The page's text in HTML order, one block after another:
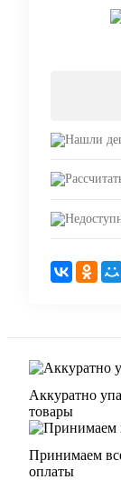
Аккуратно
товары
Принимаем
оплаты